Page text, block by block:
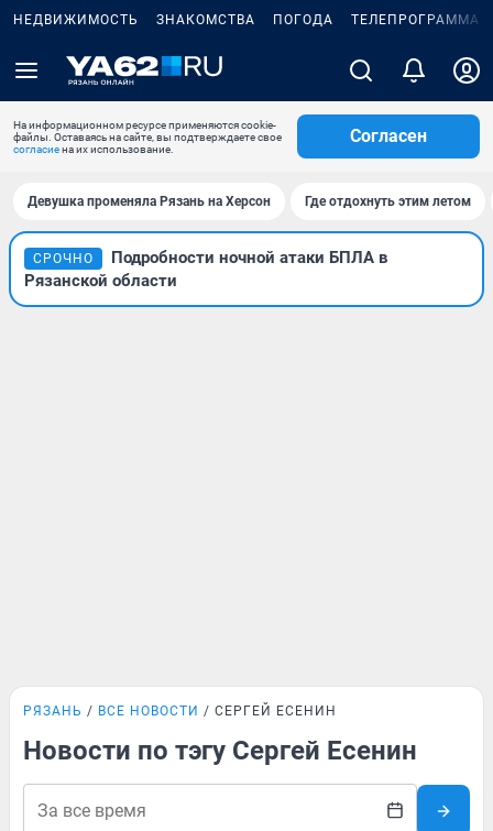
НЕДВИЖИМОСТЬ ЗНАКОМСТВА ПОГОДА ТЕЛЕПРОГРАММА
На информационном ресурсе применяются cookie-
файлы. Оставаясь на сайте, вы подтверждаете свое
согласиена их использование.
Согласен
Девушка променяла Рязань на Херсон Где отдохнуть этим летом
СРОЧНО
Подробности ночной атаки БПЛА в
Рязанской области
РЯЗАНЬ ВСЕ НОВОСТИ СЕРГЕЙ ЕСЕНИН
Новости по тэгу Сергей Есенин